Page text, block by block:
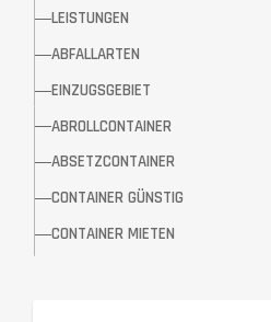
LEISTUNGEN
ABFALLARTEN
EINZUGSGEBIET
ABROLLCONTAINER
ABSETZCONTAINER
CONTAINER GÜNSTIG
CONTAINER MIETEN